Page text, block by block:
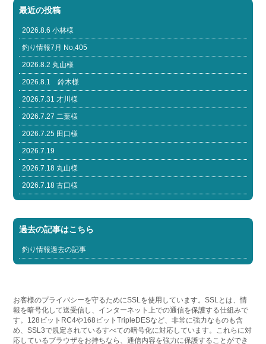
最近の投稿
2026.8.6 小林様
釣り情報7月 No,405
2026.8.2 丸山様
2026.8.1 鈴木様
2026.7.31 才川様
2026.7.27 二葉様
2026.7.25 田口様
2026.7.19
2026.7.18 丸山様
2026.7.18 古口様
過去の記事はこちら
釣り情報過去の記事
お客様のプライバシーを守るためにSSLを使用しています。SSLとは、情
報を暗号化して送受信し、インターネット上での通信を保護する仕組みで
す。128ビットRC4や168ビットTripleDESなど、非常に強力なものも含
め、SSL3で規定されているすべての暗号化に対応しています。これらに対
応しているブラウザをお持ちなら、通信内容を強力に保護することができ